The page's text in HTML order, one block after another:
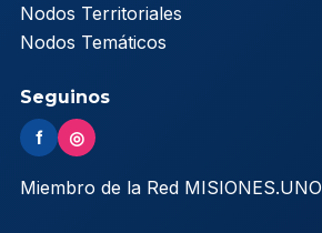
Nodos Territoriales
Nodos Temáticos
Seguinos
f ◎
Miembro de la Red MISIONES.UNO